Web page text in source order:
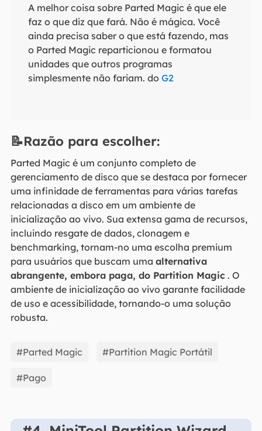
A melhor coisa sobre Parted Magic é que ele
faz o que diz que fará. Não é mágica. Você
ainda precisa saber o que está fazendo, mas
o Parted Magic reparticionou e formatou
unidades que outros programas
simplesmente não fariam. do G2
📝Razão para escolher:
Parted Magic é um conjunto completo de
gerenciamento de disco que se destaca por fornecer
uma infinidade de ferramentas para várias tarefas
relacionadas a disco em um ambiente de
inicialização ao vivo. Sua extensa gama de recursos,
incluindo resgate de dados, clonagem e
benchmarking, tornam-no uma escolha premium
para usuários que buscam uma alternativa
abrangente, embora paga, do Partition Magic. O
ambiente de inicialização ao vivo garante facilidade
de uso e acessibilidade, tornando-o uma solução
robusta.
#Parted Magic #Partition Magic Portátil
#Pago